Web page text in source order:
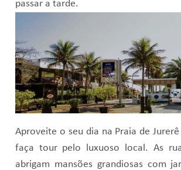
passar a tarde.
Aproveite o seu dia na Praia de
faça tour pelo luxuoso local. As
abrigam mansões grandiosas com